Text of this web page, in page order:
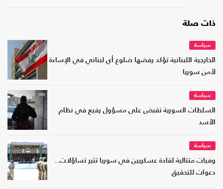
ذات صلة
سياسة
الخارجية اللبنانية تؤكد رفضها ضلوع أي لبناني في الإساءة
لأمن سوريا
سياسة
السلطات السورية تقبض على مسؤول رفيع في نظام
الأسد
سياسة
وفيات متتالية لقادة عسكريين في سوريا تثير تساؤلات..
دعوات للتحقيق